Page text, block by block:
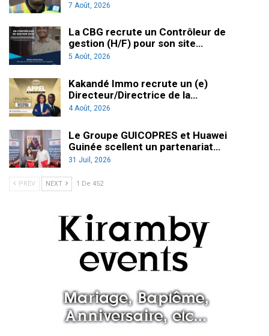
7 Août, 2026
La CBG recrute un Contrôleur de
gestion (H/F) pour son site…
5 Août, 2026
Kakandé Immo recrute un (e)
Directeur/Directrice de la…
4 Août, 2026
Le Groupe GUICOPRES et Huawei
Guinée scellent un partenariat…
31 Juil, 2026
PREV NEXT 1 De 452